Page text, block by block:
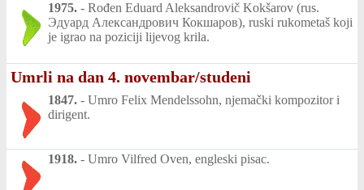
1975. - Rođen Eduard Aleksandrovič Kokšarov (rus.
Эдуард Александрович Кокшаров), ruski rukometaš koji
je igrao na poziciji lijevog krila.
Umrli na dan 4. novembar/studeni
1847. - Umro Felix Mendelssohn, njemački kompozitor i
dirigent.
1918. - Umro Vilfred Oven, engleski pisac.